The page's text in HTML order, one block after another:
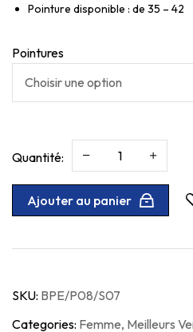
Pointure disponible : de 35 – 42
Pointures
Ajouter au panier
SKU: BPE/P08/S07
Categories: Femme, Meilleurs